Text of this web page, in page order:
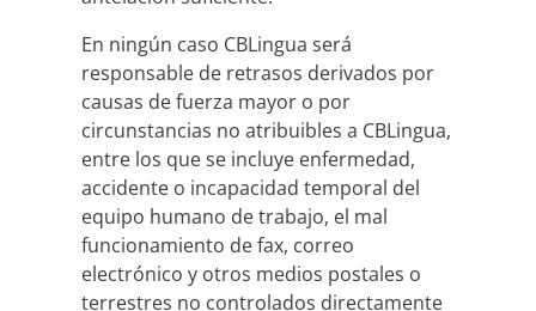
En ningún caso CBLingua será
responsable de retrasos derivados por
causas de fuerza mayor o por
circunstancias no atribuibles a CBLingua,
entre los que se incluye enfermedad,
accidente o incapacidad temporal del
equipo humano de trabajo, el mal
funcionamiento de fax, correo
electrónico y otros medios postales o
terrestres no controlados directamente